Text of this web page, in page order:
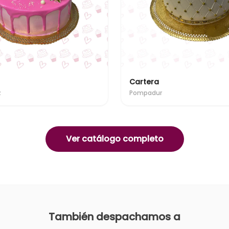
Cartera
Pompadur
Ver catálogo completo
También despachamos a